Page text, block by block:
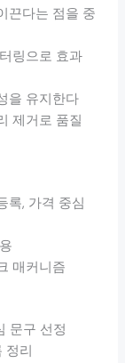
끈다는 점을 중
링으로 효과
을 유지한다
제거로 품질
록, 가격 중심
매커니즘
문구 선정
리